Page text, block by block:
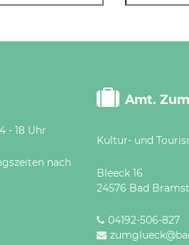
18 Uhr
nach
Amt.
Kultur- und
Bleeck 16
24576 Bad
04192-506-827